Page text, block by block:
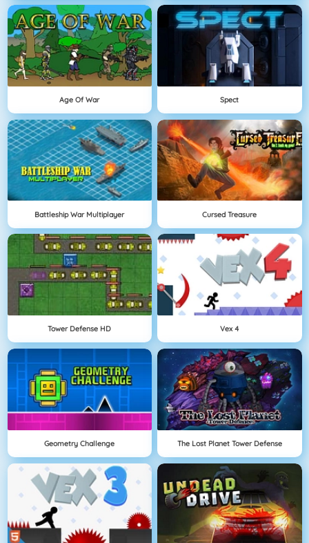
Age Of War Spect
Battleship War Multiplayer Cursed Treasure
Tower Defense HD Vex 4
Geometry Challenge The Lost Planet Tower Defense